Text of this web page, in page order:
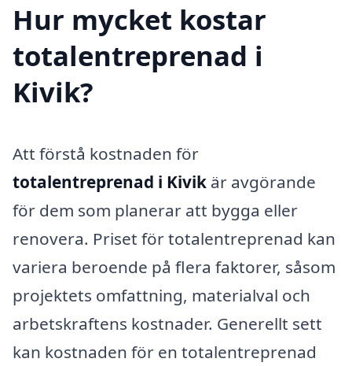
Hur mycket kostar
totalentreprenad i
Kivik?
Att förstå kostnaden för
totalentreprenad i Kivik är avgörande
för dem som planerar att bygga eller
renovera. Priset för totalentreprenad kan
variera beroende på flera faktorer, såsom
projektets omfattning, materialval och
arbetskraftens kostnader. Generellt sett
kan kostnaden för en totalentreprenad